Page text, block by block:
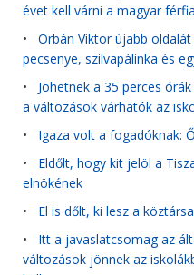
évet kell várni a magyar
• Orbán Viktor újabb
pecsenye, szilvapálinka és
• Jöhetnek a 35 perces
a változások várhatók az
• Igaza volt a fogadóknak:
• Eldőlt, hogy kit jelöl a
elnökének
• El is dőlt, ki lesz a
• Itt a javaslatcsomag az
változások jönnek az